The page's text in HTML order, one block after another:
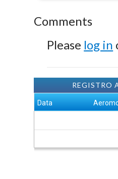
Comments
Please log in
REGISTRO
Data